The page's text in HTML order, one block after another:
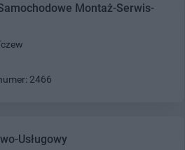
Montaż-Serwis-
2466
Usługowy